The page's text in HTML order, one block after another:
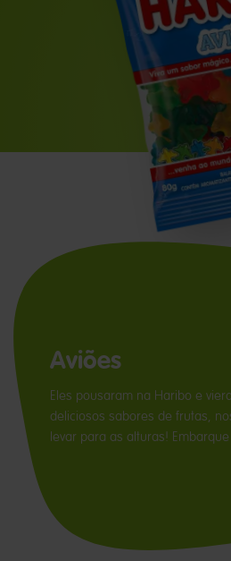
Aviões
Eles pousaram na Haribo e
deliciosos sabores de frutas,
levar para as alturas!